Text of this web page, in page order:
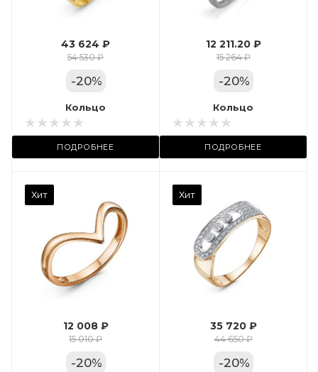
43 624 ₽
54 530 ₽
-20%
Кольцо
ПОДРОБНЕЕ
Вес драгметалла
Цвет золота
КРАС
Местоположение:
ТРЦ «Арена»
12 211.20 ₽
15 264 ₽
-20%
Кольцо
ПОДРОБНЕЕ
Хит
12 008 ₽
15 010 ₽
-20%
Хит
Вес драгметалла
Марка (бренд)
Дельта
Фианит
Цвет золота
КРАС
35 720 ₽
44 650 ₽
-20%